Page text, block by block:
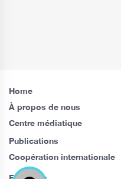
Home
À propos de nous
Centre médiatique
Publications
Coopération internationale